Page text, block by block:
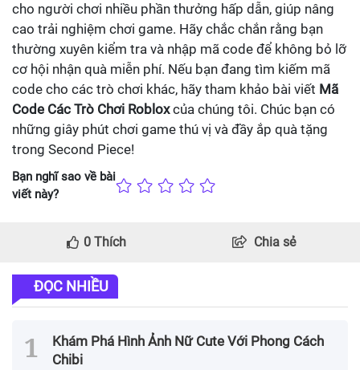
cho người chơi nhiều phần thưởng hấp dẫn, giúp nâng
cao trải nghiệm chơi game. Hãy chắc chắn rằng bạn
thường xuyên kiểm tra và nhập mã code để không bỏ lỡ
cơ hội nhận quà miễn phí. Nếu bạn đang tìm kiếm mã
code cho các trò chơi khác, hãy tham khảo bài viết Mã
Code Các Trò Chơi Robloxcủa chúng tôi. Chúc bạn có
những giây phút chơi game thú vị và đầy ắp quà tặng
trong Second Piece!
Bạn nghĩ sao về bài
viết này?
0 Thích Chia sẻ
ĐỌC NHIỀU
Khám Phá Hình Ảnh Nữ Cute Với Phong Cách
Chibi